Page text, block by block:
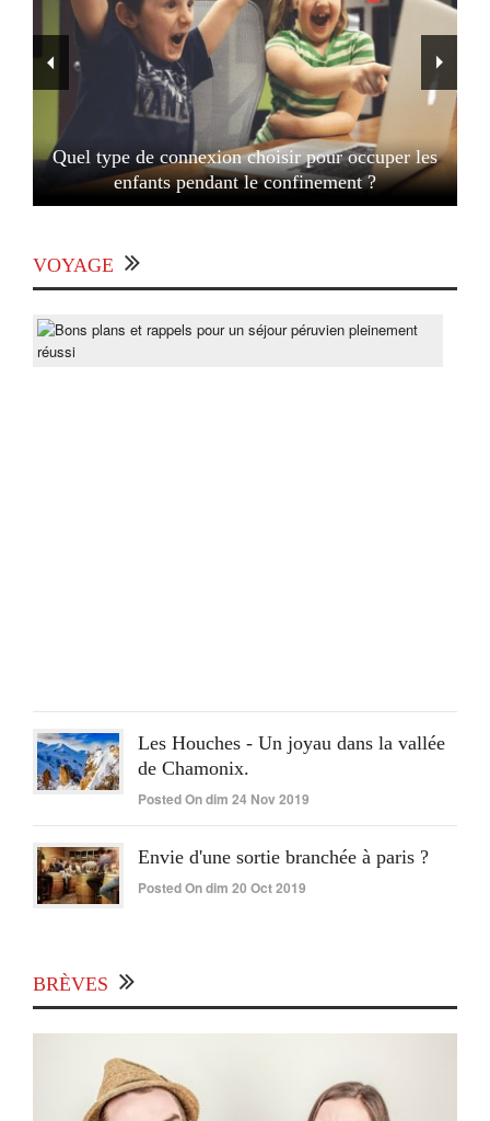
Quel type de connexion choisir pour occuper les
enfants pendant le confinement ?
VOYAGE
Les Houches - Un joyau dans la vallée
de Chamonix.
Posted On dim 24 Nov 2019
Envie d'une sortie branchée à paris ?
Posted On dim 20 Oct 2019
BRÈVES